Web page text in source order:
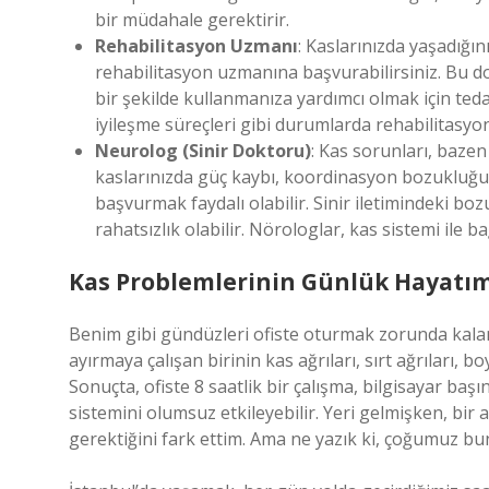
bir müdahale gerektirir.
Rehabilitasyon Uzmanı: Kaslarınızda
rehabilitasyon uzmanına başvurabilirsiniz. Bu
bir şekilde kullanmanıza yardımcı olmak için
iyileşme süreçleri gibi durumlarda
Neurolog (Sinir Doktoru): Kas sorunları,
kaslarınızda güç kaybı, koordinasyon
başvurmak faydalı olabilir. Sinir iletimindeki
rahatsızlık olabilir. Nörologlar, kas sistemi ile
Kas Problemlerinin Günlük
Benim gibi gündüzleri ofiste oturmak zorunda
ayırmaya çalışan birinin kas ağrıları, sırt ağrıları,
Sonuçta, ofiste 8 saatlik bir çalışma, bilgisayar
sistemini olumsuz etkileyebilir. Yeri gelmişken, bir
gerektiğini fark ettim. Ama ne yazık ki, çoğumuz